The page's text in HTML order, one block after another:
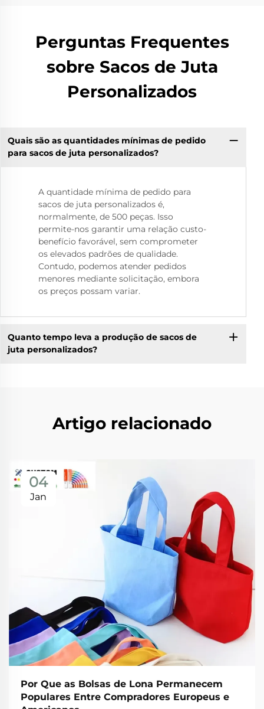
Perguntas Frequentes
sobre Sacos de Juta
Personalizados
Quais são as quantidades mínimas de pedido
para sacos de juta personalizados?
A quantidade mínima de pedido para
sacos de juta personalizados é,
normalmente, de 500 peças. Isso
permite-nos garantir uma relação custo-
benefício favorável, sem comprometer
os elevados padrões de qualidade.
Contudo, podemos atender pedidos
menores mediante solicitação, embora
os preços possam variar.
Quanto tempo leva a produção de sacos de
juta personalizados?
Artigo relacionado
04
Jan
Por Que as Bolsas de Lona Permanecem
Populares Entre Compradores Europeus e